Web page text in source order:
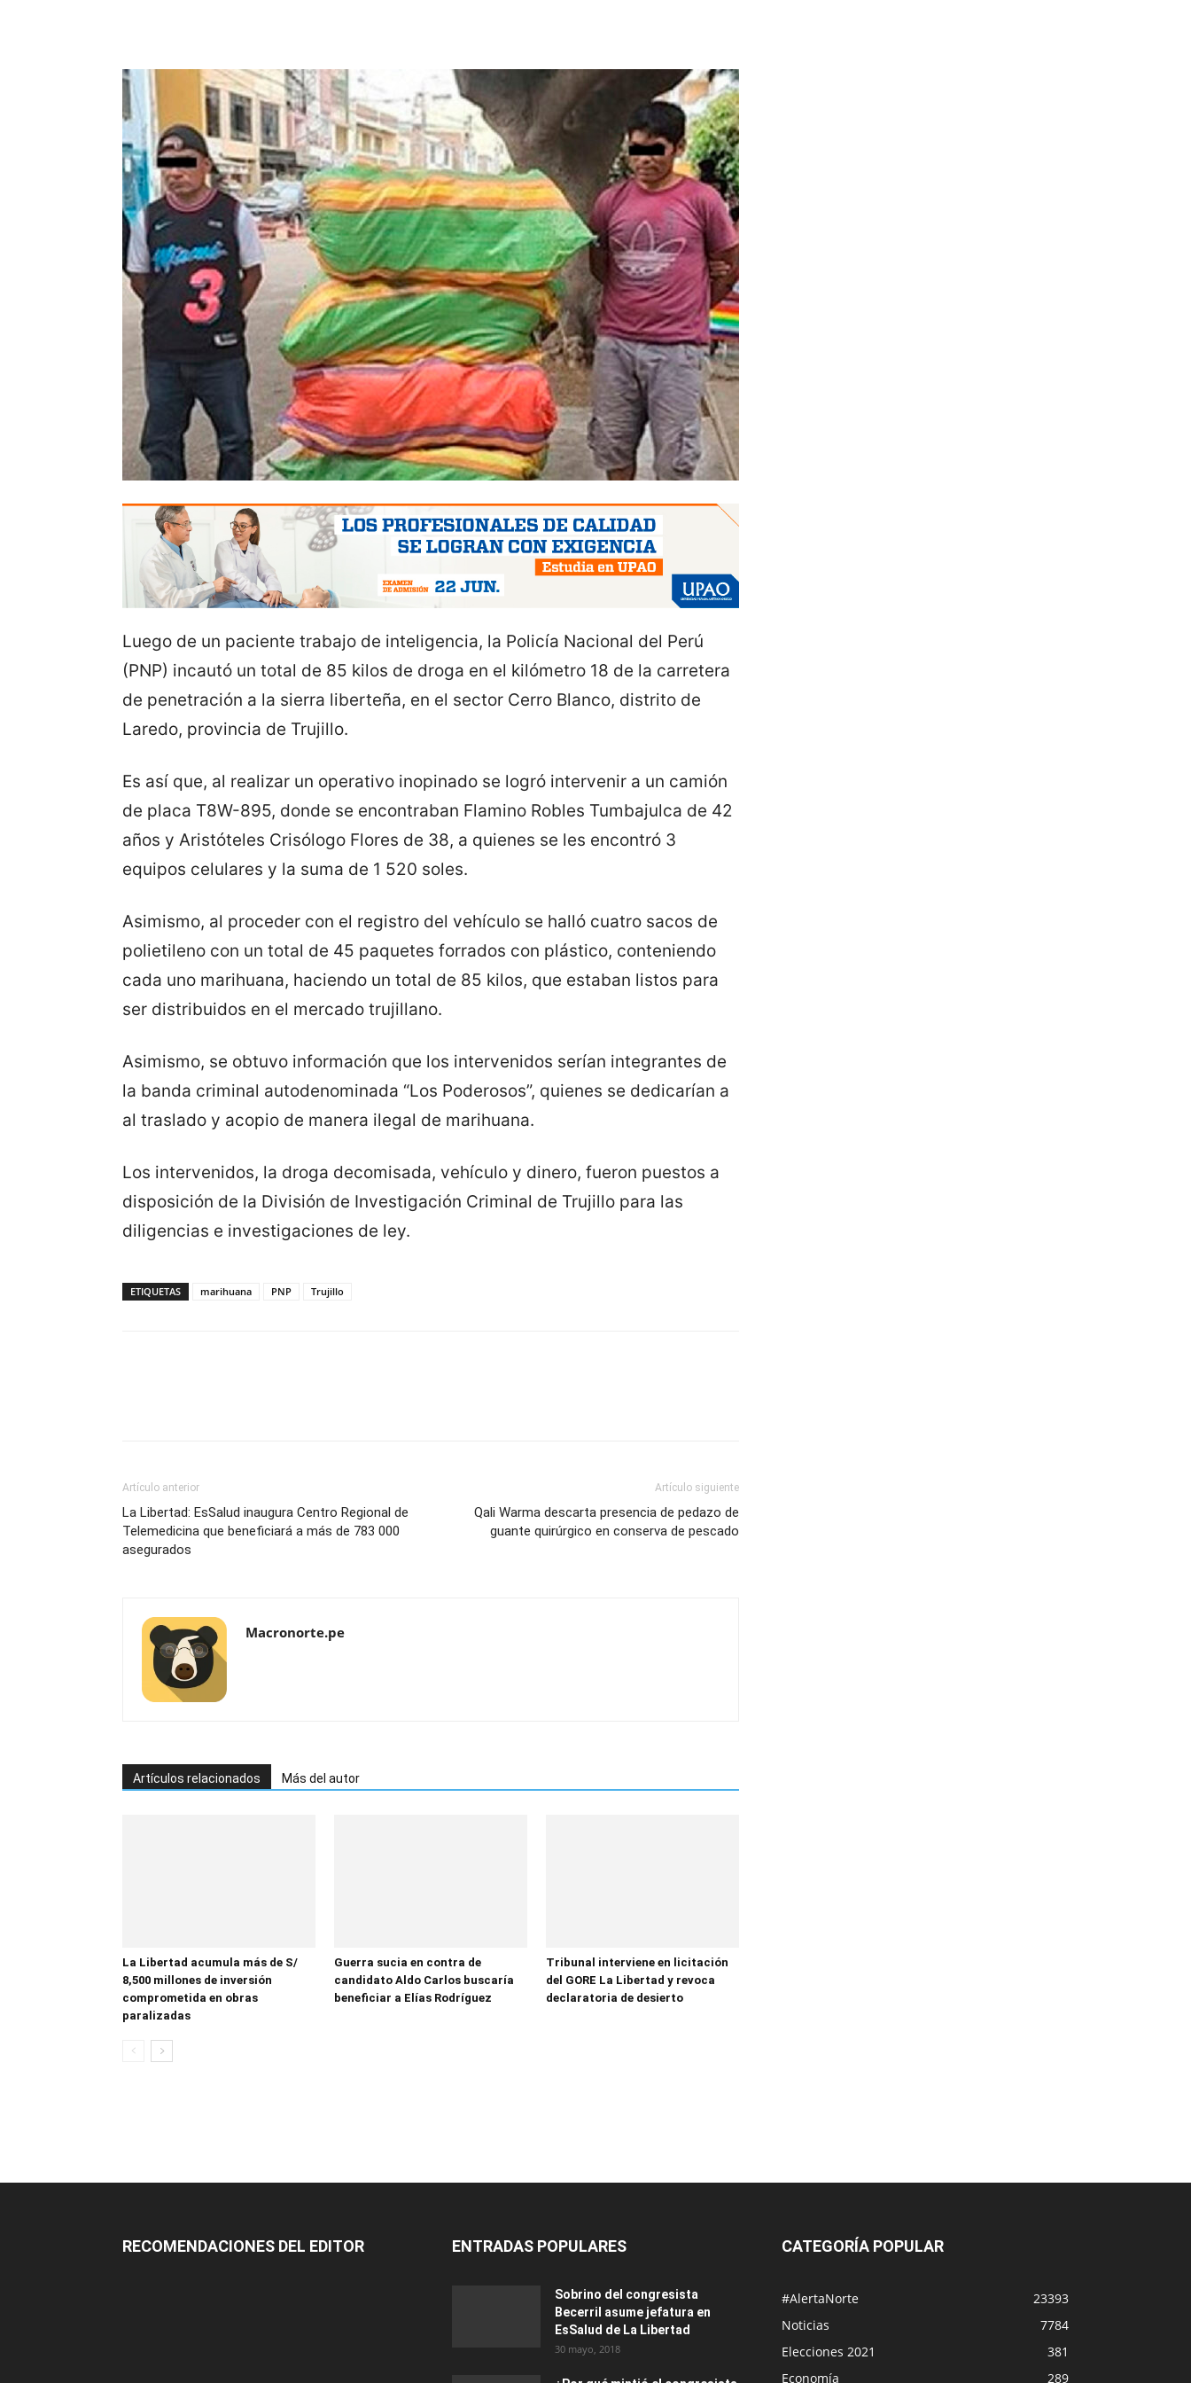
Luego de un paciente trabajo de inteligencia, la Policía Nacional del Perú
(PNP) incautó un total de 85 kilos de droga en el kilómetro 18 de la carretera
de penetración a la sierra liberteña, en el sector Cerro Blanco, distrito de
Laredo, provincia de Trujillo.
Es así que, al realizar un operativo inopinado se logró intervenir a un camión
de placa T8W-895, donde se encontraban Flamino Robles Tumbajulca de 42
años y Aristóteles Crisólogo Flores de 38, a quienes se les encontró 3
equipos celulares y la suma de 1 520 soles.
Asimismo, al proceder con el registro del vehículo se halló cuatro sacos de
polietileno con un total de 45 paquetes forrados con plástico, conteniendo
cada uno marihuana, haciendo un total de 85 kilos, que estaban listos para
ser distribuidos en el mercado trujillano.
Asimismo, se obtuvo información que los intervenidos serían integrantes de
la banda criminal autodenominada “Los Poderosos”, quienes se dedicarían a
al traslado y acopio de manera ilegal de marihuana.
Los intervenidos, la droga decomisada, vehículo y dinero, fueron puestos a
disposición de la División de Investigación Criminal de Trujillo para las
diligencias e investigaciones de ley.
ETIQUETAS marihuana PNP Trujillo
Artículo anterior
La Libertad: EsSalud inaugura Centro Regional de
Telemedicina que beneficiará a más de 783 000
asegurados
Artículo siguiente
Qali Warma descarta presencia de pedazo de
guante quirúrgico en conserva de pescado
Macronorte.pe
Artículos relacionados Más del autor
La Libertad acumula más de S/
8,500 millones de inversión
comprometida en obras
paralizadas
Guerra sucia en contra de
candidato Aldo Carlos buscaría
beneficiar a Elías Rodríguez
Tribunal interviene en licitación
del GORE La Libertad y revoca
declaratoria de desierto
RECOMENDACIONES DEL EDITOR ENTRADAS POPULARES
Sobrino del congresista
Becerril asume jefatura en
EsSalud de La Libertad
30 mayo, 2018
CATEGORÍA POPULAR
#AlertaNorte
23393
Noticias
7784
Elecciones 2021
381
Economía
289